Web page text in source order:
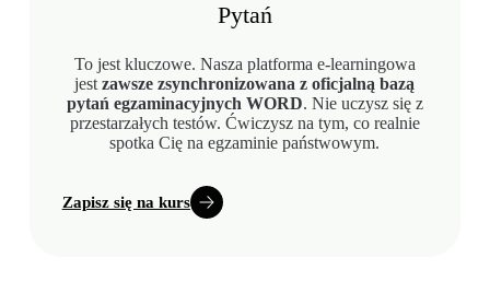
Pytań
To jest kluczowe. Nasza platforma e-learningowa
jestzawsze zsynchronizowana z oficjalną bazą
pytań egzaminacyjnych WORD. Nie uczysz się z
przestarzałych testów. Ćwiczysz na tym, co realnie
spotka Cię na egzaminie państwowym.
Zapisz się na kurs